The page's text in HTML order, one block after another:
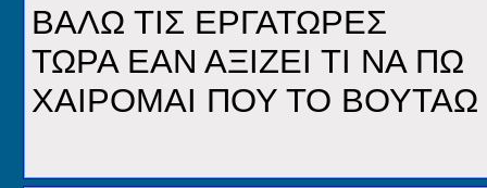
ΒΑΛΩ ΤΙΣ ΕΡΓΑΤΩΡΕΣ
ΤΩΡΑ ΕΑΝ ΑΞΙΖΕΙ ΤΙ ΝΑ ΠΩ
ΧΑΙΡΟΜΑΙ ΠΟΥ ΤΟ ΒΟΥΤΑΩ